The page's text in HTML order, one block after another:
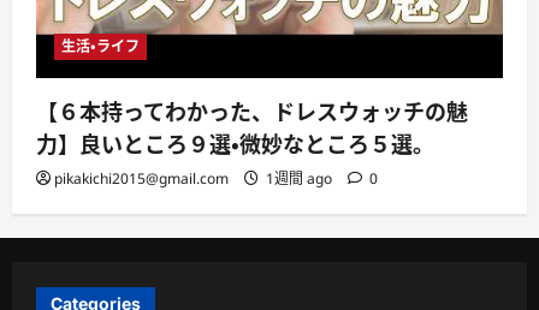
生活・ライフ
【６本持ってわかった、ドレスウォッチの魅
力】良いところ９選・微妙なところ５選。
pikakichi2015@gmail.com 1週間 ago 0
Categories